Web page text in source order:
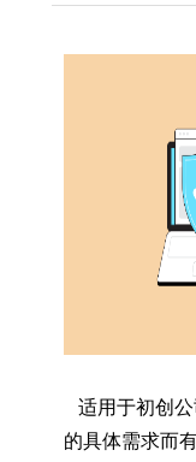
适用于初创
的具体需求而